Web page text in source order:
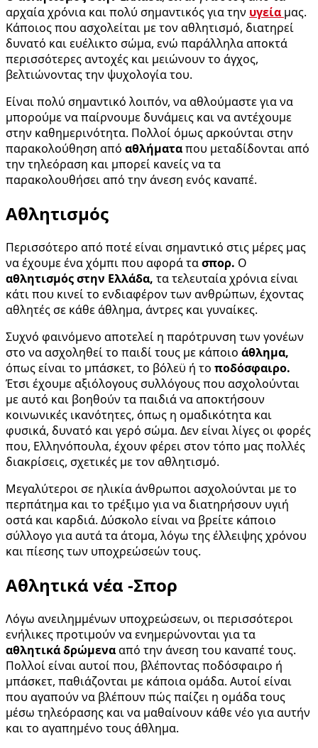
αρχαία χρόνια και πολύ σημαντικός για την υγεία μας.
Κάποιος που ασχολείται με τον αθλητισμό, διατηρεί
δυνατό και ευέλικτο σώμα, ενώ παράλληλα αποκτά
περισσότερες αντοχές και μειώνουν το άγχος,
βελτιώνοντας την ψυχολογία του.
Είναι πολύ σημαντικό λοιπόν, να αθλούμαστε για να
μπορούμε να παίρνουμε δυνάμεις και να αντέχουμε
στην καθημερινότητα. Πολλοί όμως αρκούνται στην
παρακολούθηση από αθλήματαπου μεταδίδονται από
την τηλεόραση και μπορεί κανείς να τα
παρακολουθήσει από την άνεση ενός καναπέ.
Αθλητισμός
Περισσότερο από ποτέ είναι σημαντικό στις μέρες μας
να έχουμε ένα χόμπι που αφορά τασπορ. Ο
αθλητισμός στην Ελλάδα, τα τελευταία χρόνια είναι
κάτι που κινεί το ενδιαφέρον των ανθρώπων, έχοντας
αθλητές σε κάθε άθλημα, άντρες και γυναίκες.
Συχνό φαινόμενο αποτελεί η παρότρυνση των γονέων
στο να ασχοληθεί το παιδί τους με κάποιο άθλημα,
όπως είναι το μπάσκετ, το βόλεϋ ή το ποδόσφαιρο.
Έτσι έχουμε αξιόλογους συλλόγους που ασχολούνται
με αυτό και βοηθούν τα παιδιά να αποκτήσουν
κοινωνικές ικανότητες, όπως η ομαδικότητα και
φυσικά, δυνατό και γερό σώμα. Δεν είναι λίγες οι φορές
που, Ελληνόπουλα, έχουν φέρει στον τόπο μας πολλές
διακρίσεις, σχετικές με τον αθλητισμό.
Μεγαλύτεροι σε ηλικία άνθρωποι ασχολούνται με το
περπάτημα και το τρέξιμο για να διατηρήσουν υγιή
οστά και καρδιά. Δύσκολο είναι να βρείτε κάποιο
σύλλογο για αυτά τα άτομα, λόγω της έλλειψης χρόνου
και πίεσης των υποχρεώσεών τους.
Αθλητικά νέα -Σπορ
Λόγω ανειλημμένων υποχρεώσεων, οι περισσότεροι
ενήλικες προτιμούν να ενημερώνονται για τα
αθλητικά δρώμενααπό την άνεση του καναπέ τους.
Πολλοί είναι αυτοί που, βλέποντας ποδόσφαιρο ή
μπάσκετ, παθιάζονται με κάποια ομάδα. Αυτοί είναι
που αγαπούν να βλέπουν πώς παίζει η ομάδα τους
μέσω τηλεόρασης και να μαθαίνουν κάθε νέο για αυτήν
και το αγαπημένο τους άθλημα.